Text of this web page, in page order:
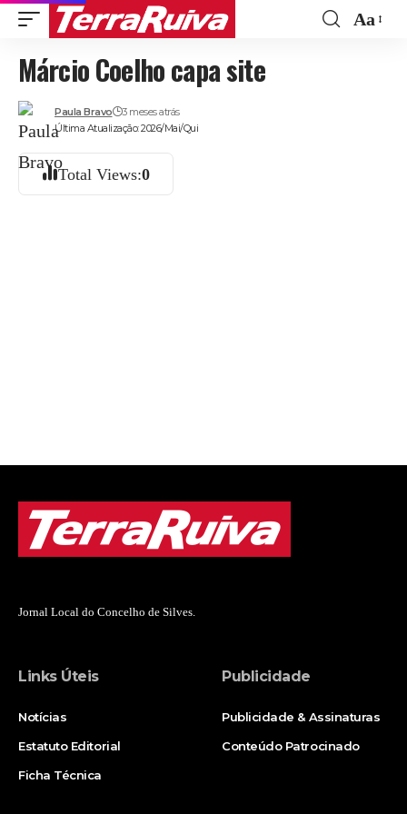
Aa
Márcio Coelho capa site
Última Atualização: 2026/Mai/Qui
Paula Bravo 3 meses atrás
Total Views:0
Jornal Local do Concelho de Silves.
Links Úteis
Notícias
Estatuto Editorial
Ficha Técnica
Publicidade
Publicidade & Assinaturas
Conteúdo Patrocinado